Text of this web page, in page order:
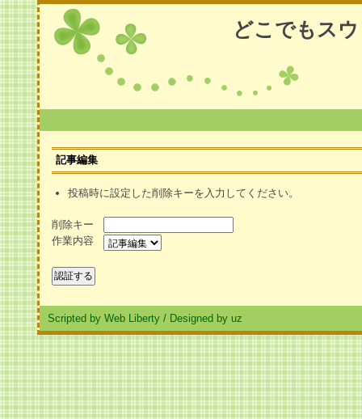
どこでもス
記事編集
投稿時に設定した削除キーを入力してください。
削除キー
作業内容
Scripted by Web Liberty / Designed by uz